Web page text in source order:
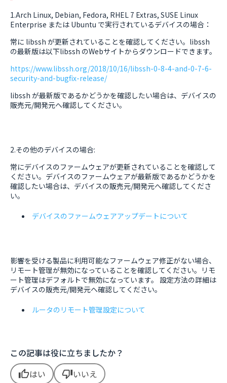
1.Arch Linux, Debian, Fedora, RHEL 7 Extras, SUSE Linux
Enterprise または Ubuntu で実行されているデバイスの場合：
常に libssh が更新されていることを確認してください。libssh
の最新版は以下libssh のWebサイトからダウンロードできます。
https://www.libssh.org/2018/10/16/libssh-0-8-4-and-0-7-6-
security-and-bugfix-release/
libssh が最新版であるかどうかを確認したい場合は、デバイスの
販売元/開発元へ確認してください。
2.その他のデバイスの場合:
常にデバイスのファームウェアが更新されていることを確認して
ください。デバイスのファームウェアが最新版であるかどうかを
確認したい場合は、デバイスの販売元/開発元へ確認してくださ
い。
デバイスのファームウェアアップデートについて
影響を受ける製品に利用可能なファームウェア修正がない場合、
リモート管理が無効になっていることを確認してください。リモ
ート管理はデフォルトで無効になっています。 設定方法の詳細は
デバイスの販売元/開発元へ確認してください。
ルータのリモート管理設定について
この記事は役に立ちましたか？
thumb_upはい thumb_downいいえ